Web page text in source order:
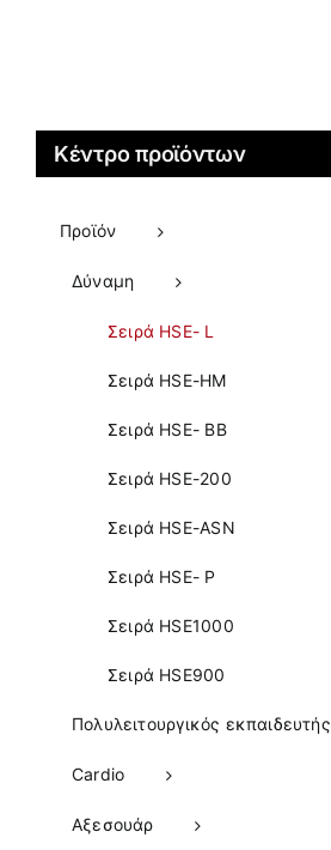
Κέντρο προϊόντων
Προϊόν
Δύναμη
Σειρά HSE- L
Σειρά HSE-HM
Σειρά HSE- BB
Σειρά HSE-200
Σειρά HSE-ASN
Σειρά HSE- P
Σειρά HSE1000
Σειρά HSE900
Πολυλειτουργικός εκπαιδευτής
Cardio
Αξεσουάρ